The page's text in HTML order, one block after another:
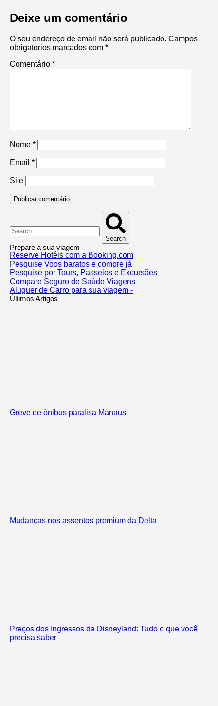
Deixe um comentário
O seu endereço de email não será publicado. Campos
obrigatórios marcados com *
Comentário *
Nome *
Email *
Site
Search
Prepare a sua viagem
Reserve Hotéis com a Booking.com
Pesquise Voos baratos e compre já
Pesquise por Tours, Passeios e Excursões
Compare Seguro de Saúde Viagens
Aluguer de Carro para sua viagem -
Últimos Artigos
Greve de ônibus paralisa Manaus
Mudanças nos assentos premium da Delta
Preços dos Ingressos da Disneyland: Tudo o que você
precisa saber